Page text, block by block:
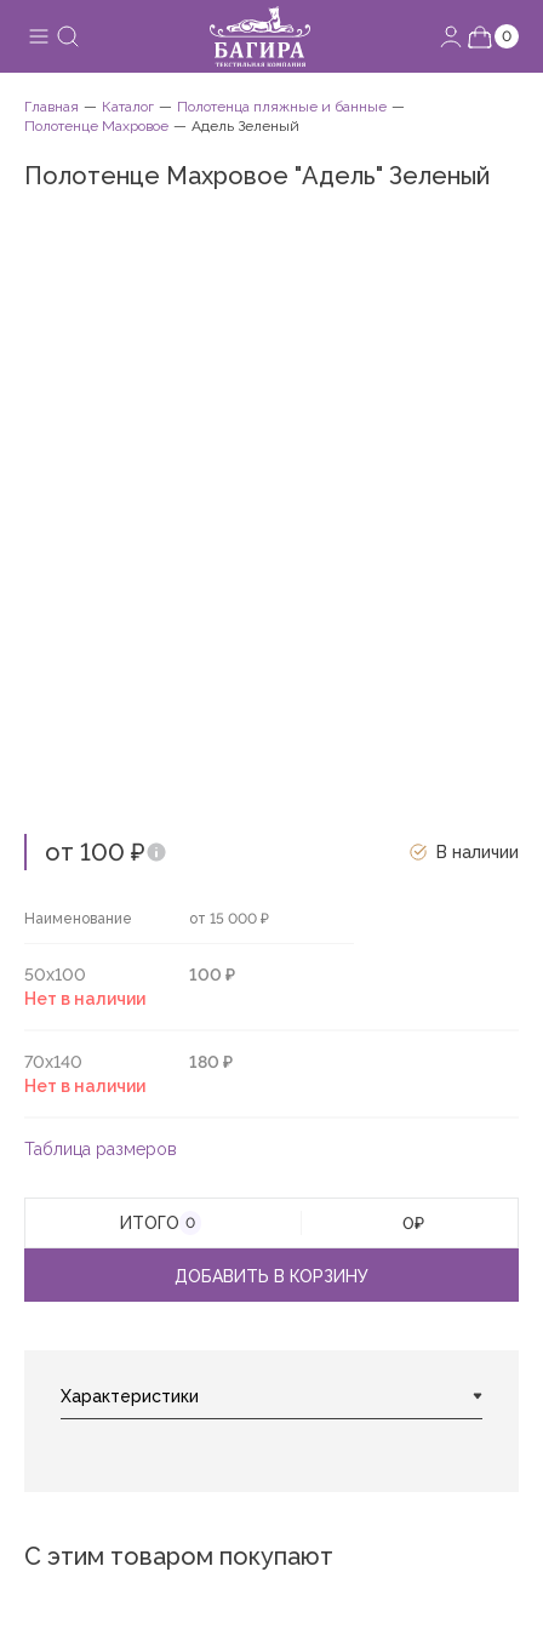
0
Главная Каталог
Полотенца пляжные и банные
Полотенце Махровое
Адель Зеленый
Полотенце Махровое "Адель" Зеленый
от 100 ₽ В наличии
Наименование от 15 000 ₽
50х100
100 ₽
Нет в наличии
70х140
180 ₽
Нет в наличии
Таблица размеров
ИТОГО 0 0₽
ДОБАВИТЬ В КОРЗИНУ
С этим товаром покупают